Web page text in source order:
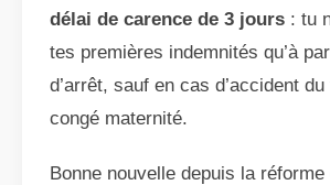
délai de carence de 3 jours : tu
tes premières indemnités qu’à
d’arrêt, sauf en cas d’accident
congé maternité.
Bonne nouvelle depuis la réforme